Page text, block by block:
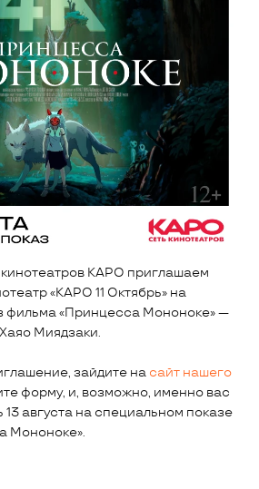
КАРО приглашаем
«КАРО 11 Октябрь» на
фильма «Принцесса Мононоке» —
Миядзаки.
зайдите на сайт нашего
форму, и, возможно, именно вас
13 августа на специальном показе
Мононоке».